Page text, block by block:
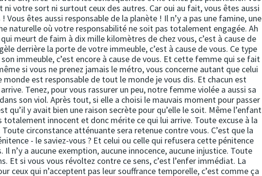
ni votre sort ni surtout ceux des autres. Car oui au fait, vous êtes aussi
Vous êtes aussi responsable de la planète ! Il n’y a pas une famine, une
naturelle où votre responsabilité ne soit pas totalement engagée. Ah
meurt de faim à dix mille kilomètres de chez vous, c’est à cause de
derrière la porte de votre immeuble, c’est à cause de vous. Ce type
immeuble, c’est encore à cause de vous. Et cette femme qui se fait
si vous ne prenez jamais le métro, vous concerne autant que celui
monde est responsable de tout le monde je vous dis. Et chacun est
Tenez, pour vous rassurer un peu, notre femme violée a aussi sa
son viol. Après tout, si elle a choisi le mauvais moment pour passer
qu’il y avait bien une raison secrète pour qu’elle le soit. Même l’enfant
totalement innocent et donc mérite ce qui lui arrive. Toute excuse à la
circonstance atténuante sera retenue contre vous. C’est que la
- le saviez-vous ? Et celui ou celle qui refusera cette pénitence
n’y a aucune exemption, aucune innocence, aucune injustice. Toute
Et si vous vous révoltez contre ce sens, c’est l’enfer immédiat. La
ceux qui n’acceptent pas leur souffrance temporelle, c’est comme ça